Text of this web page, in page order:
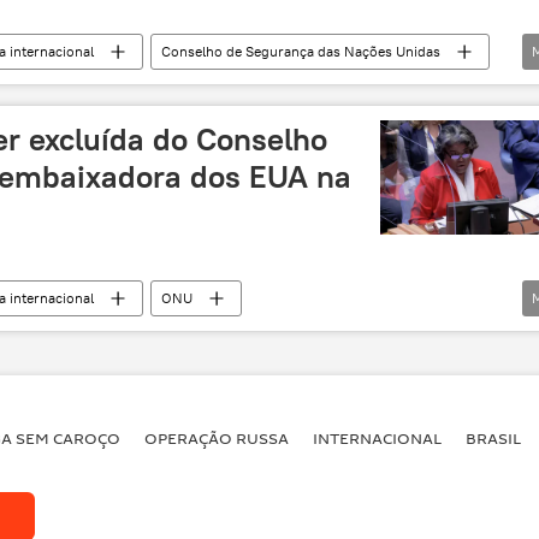
internacional
Conselho de Segurança das Nações Unidas
Direitos Humanos da ONU Ucrânia
Rússia
excluída do Conselho
dos EUA na
internacional
ONU
Rússia Estados Unidos
Washington
SEM CAROÇO OPERAÇÃO RUSSA INTERNACIONAL BRASIL